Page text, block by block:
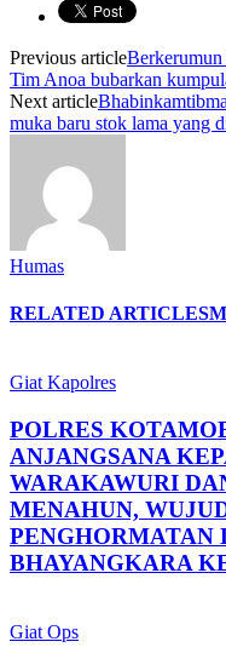
Previous article
Tim Anoa bubarkan
Next article
muka baru stok lama yang
Humas
RELATED ARTICLES
Giat Kapolres
POLRES
ANJANGSANA
WARAKAWURI
MENAHUN,
BHAYANGKARA
Giat Ops